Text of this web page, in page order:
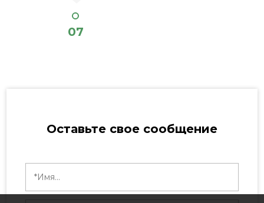
07
Оставьте свое сообщение